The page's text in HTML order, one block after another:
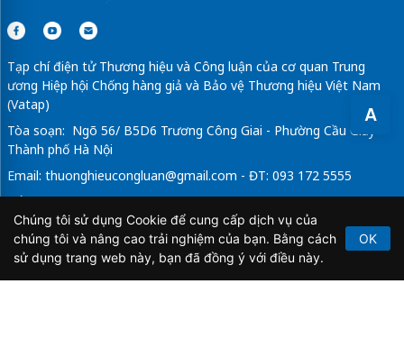
A
Tạp chí điện tử Thương hiệu và Công luận của cơ quan Trung
ương Hiệp hội Chống hàng giả và Bảo vệ Thương hiệu Việt Nam
(Vatap)
Tòa soạn: Ngõ 56/ B5D6 Trương Công Giai - Phường Cầu Giấy -
Thành phố Hà Nội
Email: thuonghieucongluan@gmail.com - ĐT: 093 172 5555
Tổng Biên Tập: Vũ Đức Thuận
Giấy phép hoạt động báo chí điện tử số 64/GP-BTTTT do Bộ
Thông tin và Truyền thông cấp ngày 21/2/2020.
Chúng tôi sử dụng Cookie để cung cấp dịch vụ của
chúng tôi và nâng cao trải nghiệm của bạn. Bằng cách
sử dụng trang web này, bạn đã đồng ý với điều này.
OK